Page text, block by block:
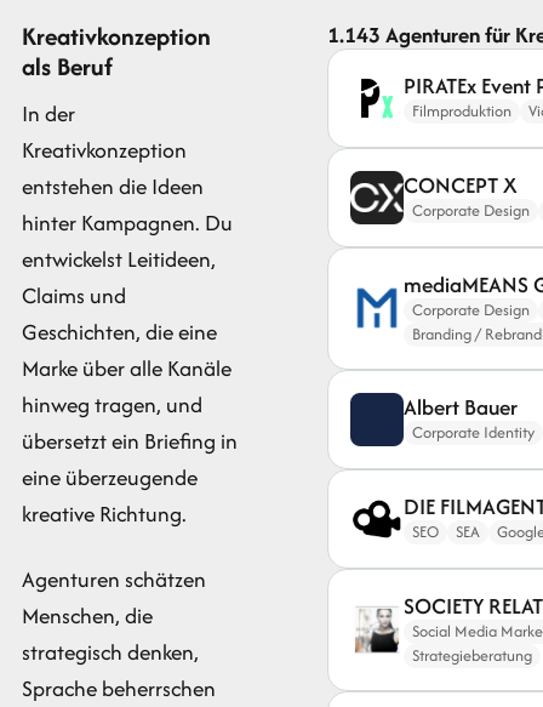
Kreativkonzeption
als Beruf
In der
Kreativkonzeption
entstehen die Ideen
hinter Kampagnen. Du
entwickelst Leitideen,
Claims und
Geschichten, die eine
Marke über alle Kanäle
hinweg tragen, und
übersetzt ein Briefing in
eine überzeugende
kreative Richtung.
Agenturen schätzen
Menschen, die
strategisch denken,
Sprache beherrschen
1.143 Agenturen für
PIRATEx
Filmproduktion
CONCEPT X
Corporate Design
mediaMEANS
Corporate Design
Branding /
Albert Bauer
Corporate Identity
DIE
SEO SEA
SOCIETY
Social Media
Strategieberatung